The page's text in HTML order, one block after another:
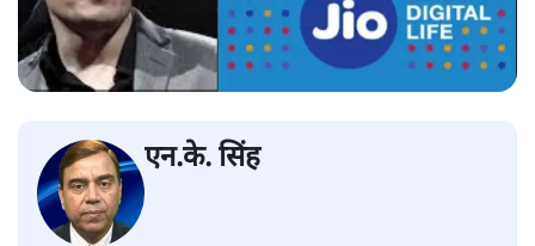
एन.के. सिंह